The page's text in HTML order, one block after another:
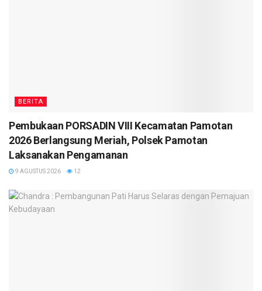
BERITA
Pembukaan PORSADIN VIII Kecamatan Pamotan
2026 Berlangsung Meriah, Polsek Pamotan
Laksanakan Pengamanan
9 AGUSTUS 2026 12